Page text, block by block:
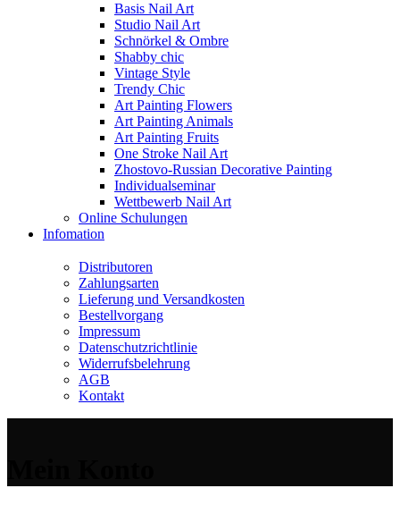
Basis Nail Art
Studio Nail Art
Schnörkel & Ombre
Shabby chic
Vintage Style
Trendy Chic
Art Painting Flowers
Art Painting Animals
Art Painting Fruits
One Stroke Nail Art
Zhostovo-Russian Decorative Painting
Individualseminar
Wettbewerb Nail Art
Online Schulungen
Infomation
Distributoren
Zahlungsarten
Lieferung und Versandkosten
Bestellvorgang
Impressum
Datenschutzrichtlinie
Widerrufsbelehrung
AGB
Kontakt